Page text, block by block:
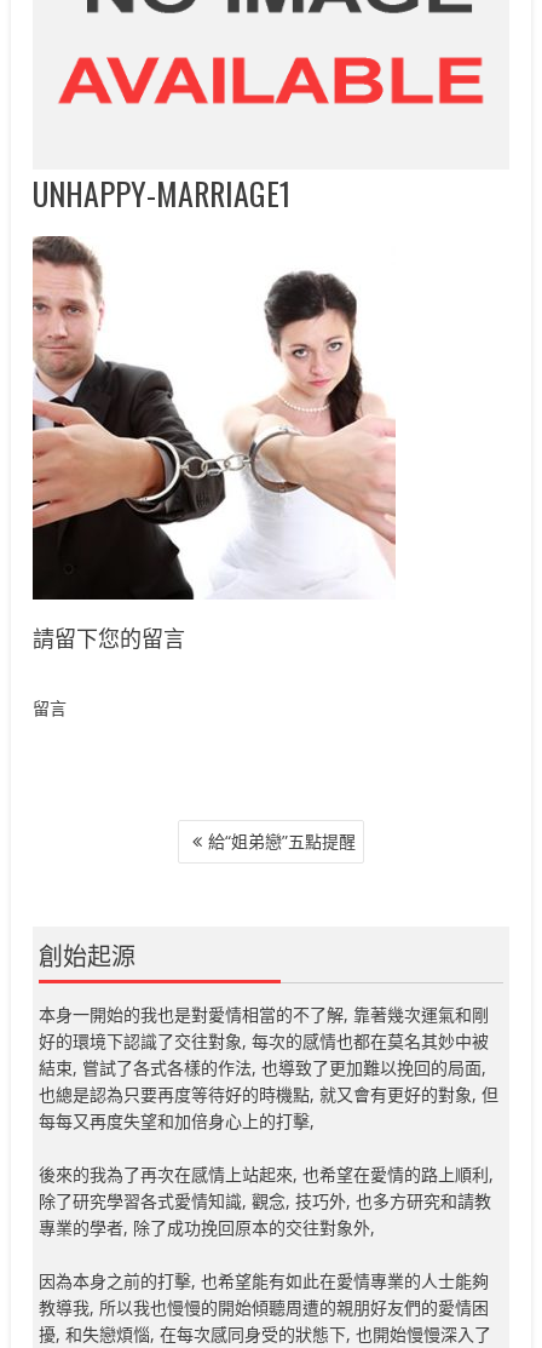
UNHAPPY-MARRIAGE1
請留下您的留言
留言
給“姐弟戀”五點提醒
創始起源
本身一開始的我也是對愛情相當的不了解, 靠著幾次運氣和剛
好的環境下認識了交往對象, 每次的感情也都在莫名其妙中被
結束, 嘗試了各式各樣的作法, 也導致了更加難以挽回的局面,
也總是認為只要再度等待好的時機點, 就又會有更好的對象, 但
每每又再度失望和加倍身心上的打擊,
後來的我為了再次在感情上站起來, 也希望在愛情的路上順利,
除了研究學習各式愛情知識, 觀念, 技巧外, 也多方研究和請教
專業的學者, 除了成功挽回原本的交往對象外,
因為本身之前的打擊, 也希望能有如此在愛情專業的人士能夠
教導我, 所以我也慢慢的開始傾聽周遭的親朋好友們的愛情困
擾, 和失戀煩惱, 在每次感同身受的狀態下, 也開始慢慢深入了